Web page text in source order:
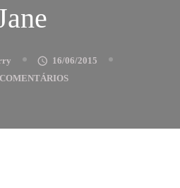
16/06/2015
EM
O